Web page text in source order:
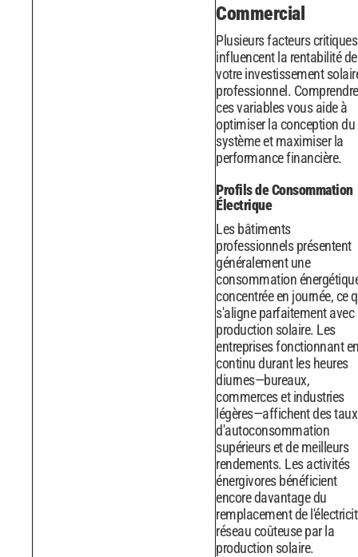
Commercial
Plusieurs facteurs critiques
influencent la rentabilité de
votre investissement
professionnel. Comprendre
ces variables vous aide à
optimiser la conception du
système et maximiser la
performance financière.
Profils de Consommation
Électrique
Les bâtiments
professionnels présentent
généralement une
consommation
concentrée en journée, ce
s'aligne parfaitement avec
production solaire. Les
entreprises fonctionnant
continu durant les heures
diurnes—bureaux,
commerces et industries
légères—affichent des taux
d'autoconsommation
supérieurs et de meilleurs
rendements. Les activités
énergivores bénéficient
encore davantage du
remplacement de
réseau coûteuse par la
production solaire.